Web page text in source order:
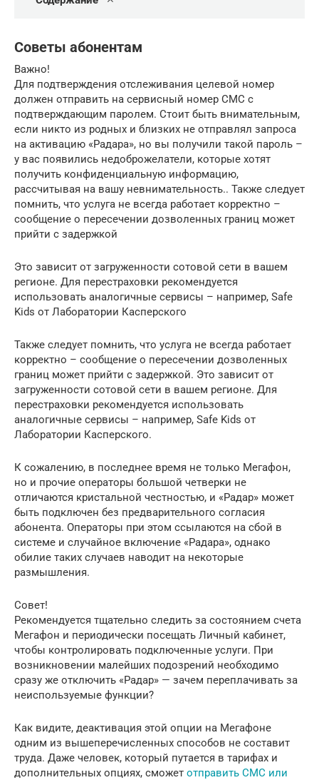
Советы абонентам
Важно!
Для подтверждения отслеживания целевой номер
должен отправить на сервисный номер СМС с
подтверждающим паролем. Стоит быть внимательным,
если никто из родных и близких не отправлял запроса
на активацию «Радара», но вы получили такой пароль –
у вас появились недоброжелатели, которые хотят
получить конфиденциальную информацию,
рассчитывая на вашу невнимательность.. Также следует
помнить, что услуга не всегда работает корректно –
сообщение о пересечении дозволенных границ может
прийти с задержкой
Это зависит от загруженности сотовой сети в вашем
регионе. Для перестраховки рекомендуется
использовать аналогичные сервисы – например, Safe
Kids от Лаборатории Касперского
Также следует помнить, что услуга не всегда работает
корректно – сообщение о пересечении дозволенных
границ может прийти с задержкой. Это зависит от
загруженности сотовой сети в вашем регионе. Для
перестраховки рекомендуется использовать
аналогичные сервисы – например, Safe Kids от
Лаборатории Касперского.
К сожалению, в последнее время не только Мегафон,
но и прочие операторы большой четверки не
отличаются кристальной честностью, и «Радар» может
быть подключен без предварительного согласия
абонента. Операторы при этом ссылаются на сбой в
системе и случайное включение «Радара», однако
обилие таких случаев наводит на некоторые
размышления.
Совет!
Рекомендуется тщательно следить за состоянием счета
Мегафон и периодически посещать Личный кабинет,
чтобы контролировать подключенные услуги. При
возникновении малейших подозрений необходимо
сразу же отключить «Радар» — зачем переплачивать за
неиспользуемые функции?
Как видите, деактивация этой опции на Мегафоне
одним из вышеперечисленных способов не составит
труда. Даже человек, который путается в тарифах и
дополнительных опциях, сможет отправить СМС или